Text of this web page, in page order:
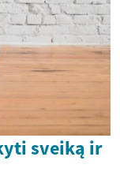
sveiką ir